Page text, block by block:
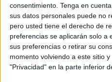
consentimiento. Tenga en
sus datos personales puede no
pero usted tiene el derecho de
preferencias se aplicarán solo a
sus preferencias o retirar su
momento volviendo a este sitio
"Privacidad" en la parte inferior
Etiquetado con: 2º
comprensión lectora ,
online ,memoria a corto
trabajo,textos cortos